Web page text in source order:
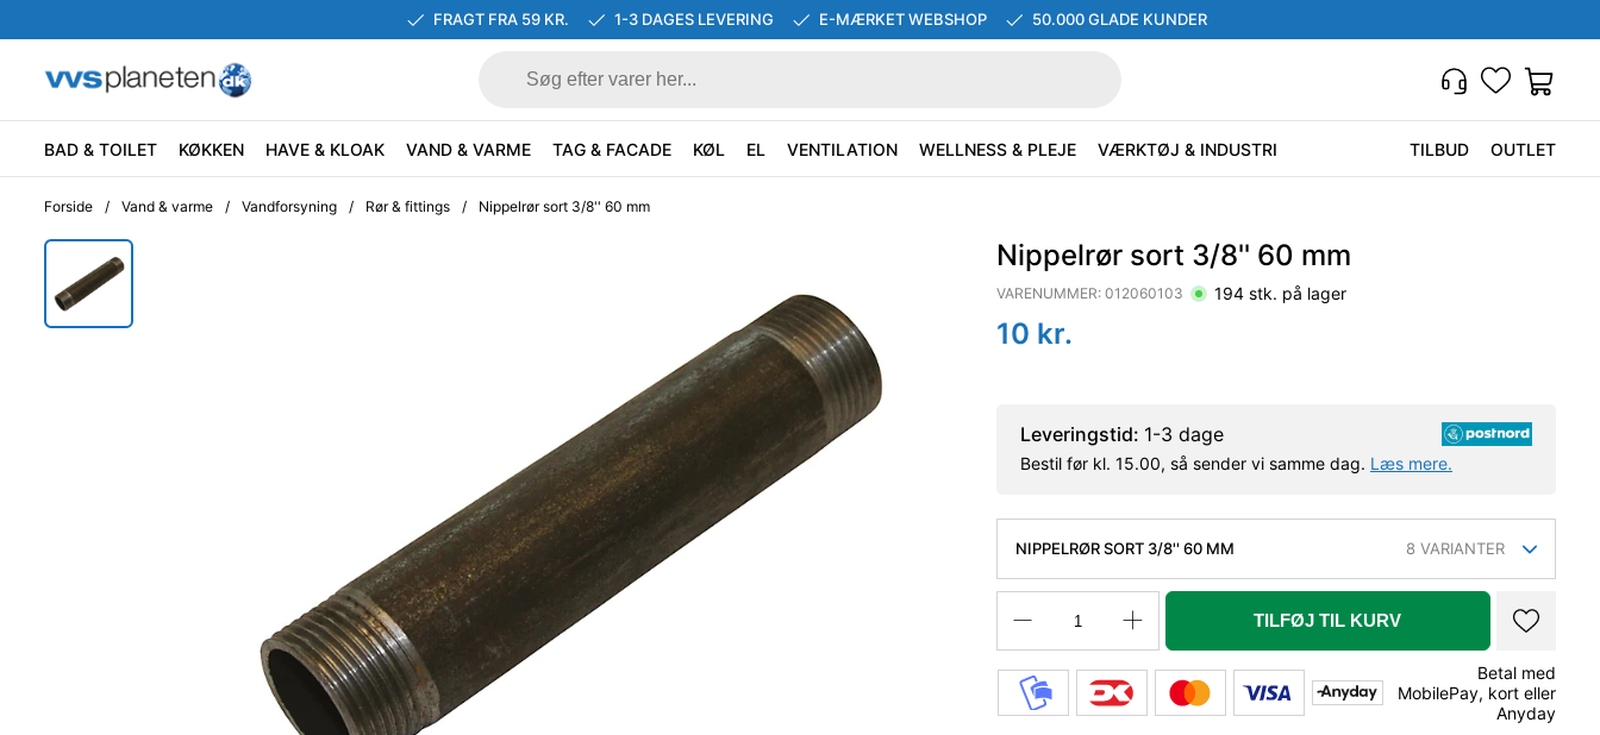
FRAGT FRA 59 KR. 1-3 DAGES LEVERING E-MÆRKET WEBSHOP 50.000 GLADE KUNDER
BAD & TOILET KØKKEN HAVE & KLOAK VAND & VARME TAG & FACADE KØL EL VENTILATION WELLNESS & PLEJE VÆRKTØJ & INDUSTRI TILBUD OUTLET
Forside / Vand & varme / Vandforsyning / Rør & fittings / Nippelrør sort 3/8'' 60 mm
Nippelrør sort 3/8'' 60 mm
VARENUMMER: 012060103 194 stk. på lager
10 kr.
Leveringstid: 1-3 dage
Bestil før kl. 15.00, så sender vi samme dag. Læs mere.
NIPPELRØR SORT 3/8'' 60 MM 8 VARIANTER
TILFØJ TIL KURV
Betal med
MobilePay, kort eller
Anyday